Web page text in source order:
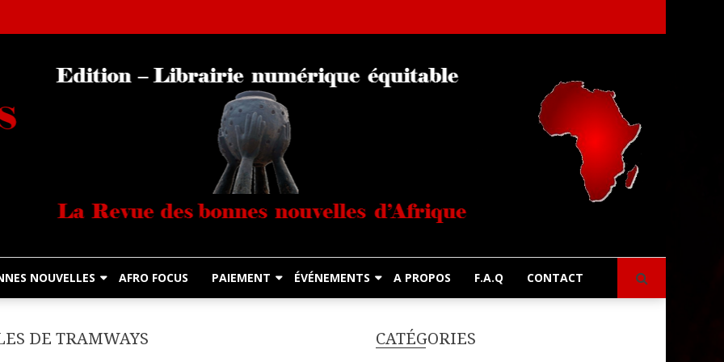
Diasporas Noires
NOUVELLES AFRO FOCUS PAIEMENT ÉVÉNEMENTS A PROPOS F.A.Q CONTACT
DE TRAMWAYS CATÉGORIES